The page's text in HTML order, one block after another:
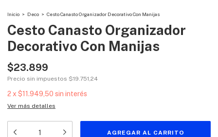
Inicio > Deco > Cesto Canasto Organizador Decorativo Con Manijas
Cesto Canasto Organizador
Decorativo Con Manijas
$23.899
Precio sin impuestos $19.751,24
2 x $11.949,50 sin interés
Ver más detalles